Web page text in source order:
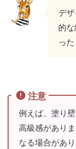
デ
的
っ
注意
例えば、塗り
高級感があり
なる場合があり